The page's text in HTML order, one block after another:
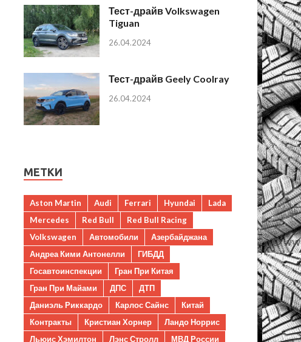
Тест-драйв Volkswagen
Tiguan
26.04.2024
Тест-драйв Geely Coolray
26.04.2024
МЕТКИ
Aston Martin Audi Ferrari Hyundai
Lada
Mercedes
Red Bull
Red Bull Racing
Volkswagen
Автомобили
Азербайджана
Андреа Кими Антонелли
ГИБДД
Госавтоинспекции
Гран При Китая
Гран При Майами
ДПС
ДТП
Даниэль Риккардо
Карлос Сайнс
Китай
Контракты
Кристиан Хорнер
Ландо Норрис
Льюис Хэмилтон
Лэнс Стролл
МВД России